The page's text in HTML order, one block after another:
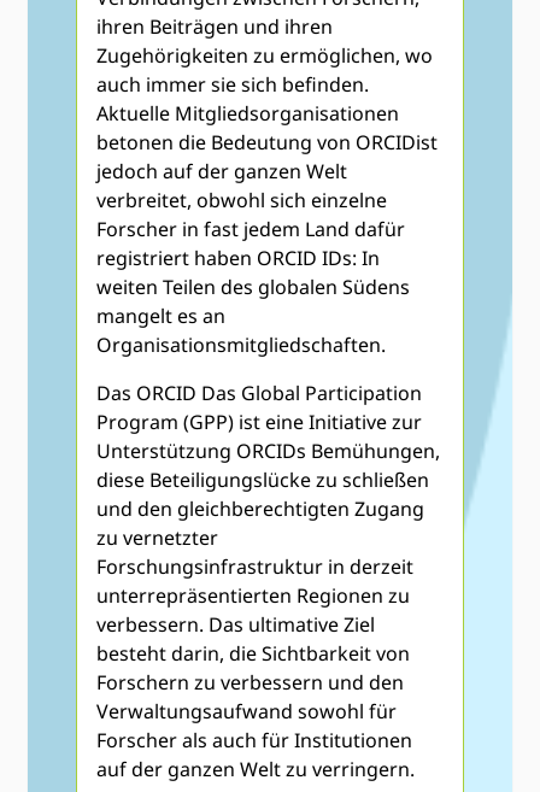
ihren Beiträgen und ihren
Zugehörigkeiten zu ermöglichen, wo
auch immer sie sich befinden.
Aktuelle Mitgliedsorganisationen
betonen die Bedeutung von ORCIDist
jedoch auf der ganzen Welt
verbreitet, obwohl sich einzelne
Forscher in fast jedem Land dafür
registriert haben ORCID IDs: In
weiten Teilen des globalen Südens
mangelt es an
Organisationsmitgliedschaften.
Das ORCID Das Global Participation
Program (GPP) ist eine Initiative zur
Unterstützung ORCIDs Bemühungen,
diese Beteiligungslücke zu schließen
und den gleichberechtigten Zugang
zu vernetzter
Forschungsinfrastruktur in derzeit
unterrepräsentierten Regionen zu
verbessern. Das ultimative Ziel
besteht darin, die Sichtbarkeit von
Forschern zu verbessern und den
Verwaltungsaufwand sowohl für
Forscher als auch für Institutionen
auf der ganzen Welt zu verringern.